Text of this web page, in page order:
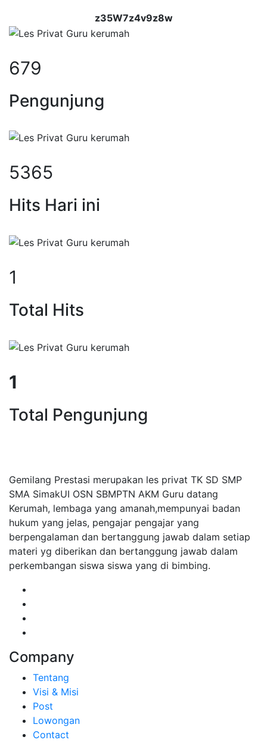
z35W7z4v9z8w
679
Pengunjung
5365
Hits Hari ini
1
Total Hits
1
Total Pengunjung
Gemilang Prestasi merupakan les privat TK SD SMP
SMA SimakUI OSN SBMPTN AKM Guru datang
Kerumah, lembaga yang amanah,mempunyai badan
hukum yang jelas, pengajar pengajar yang
berpengalaman dan bertanggung jawab dalam setiap
materi yg diberikan dan bertanggung jawab dalam
perkembangan siswa siswa yang di bimbing.
Company
Tentang
Visi & Misi
Post
Lowongan
Contact